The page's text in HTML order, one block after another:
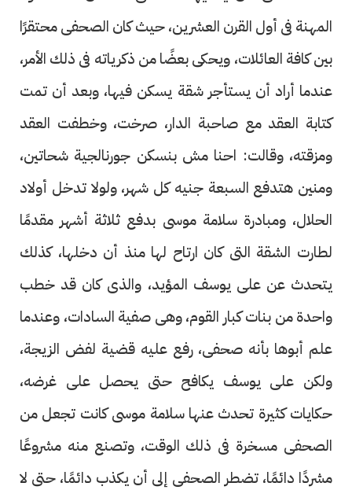
المهنة فى أول القرن العشرين، حيث كان الصحفى محتقرًا
بين كافة العائلات، ويحكى بعضًا من ذكرياته فى ذلك الأمر،
عندما أراد أن يستأجر شقة يسكن فيها، وبعد أن تمت
كتابة العقد مع صاحبة الدار، صرخت، وخطفت العقد
ومزقته، وقالت: احنا مش بنسكن جورنالجية شحاتين،
ومنين هتدفع السبعة جنيه كل شهر، ولولا تدخل أولاد
الحلال، ومبادرة سلامة موسى بدفع ثلاثة أشهر مقدمًا
لطارت الشقة التى كان ارتاح لها منذ أن دخلها، كذلك
يتحدث عن على يوسف المؤيد، والذى كان قد خطب
واحدة من بنات كبار القوم، وهى صفية السادات، وعندما
علم أبوها بأنه صحفى، رفع عليه قضية لفض الزيجة،
ولكن على يوسف يكافح حتى يحصل على غرضه،
حكايات كثيرة تحدث عنها سلامة موسى كانت تجعل من
الصحفى مسخرة فى ذلك الوقت، وتصنع منه مشروعًا
مشردًا دائمًا، تضطر الصحفى إلى أن يكذب دائمًا، حتى لا